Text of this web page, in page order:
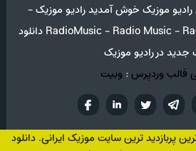
موزیک خوش آمدید رادیو موزیک -
رادیوموزیک - RadioMusic - Radio Music - Radiomusics دانلود
در رادیو موزیک
قالب وردپرس: وبیت
تويترتلگراماینستاگرام
آپارات
پربازدید ترین سایت موزیک ایرانی. دانلود